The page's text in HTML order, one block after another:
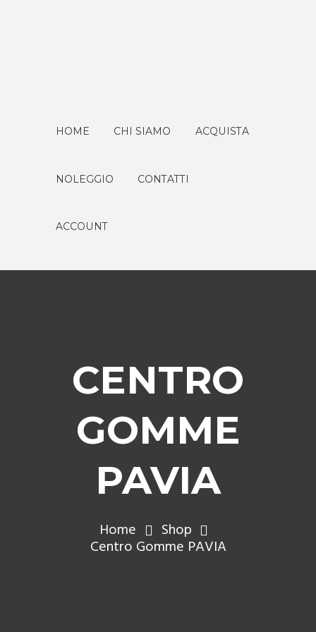
HOME CHI SIAMO ACQUISTA
NOLEGGIO CONTATTI
ACCOUNT
CENTRO
GOMME
PAVIA
Home Shop
Centro Gomme PAVIA